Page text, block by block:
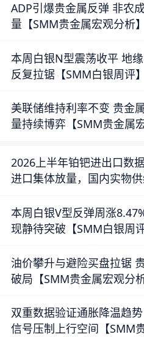
ADP引爆贵金属反弹 非农
量【SMM贵金属宏观分析】
本周白银N型震荡收平 地
反复拉锯【SMM白银周评】
美联储维持利率不变 贵金
量持续博弈【SMM贵金属
2026上半年铂钯进出口数
进口集体放量，国内实物
本周白银V型反弹周涨
现静待突破【SMM白银周评
油价攀升与避险买盘拉锯
破局【SMM贵金属宏观分析
双重数据验证通胀降温趋
信号压制上行空间【SMM